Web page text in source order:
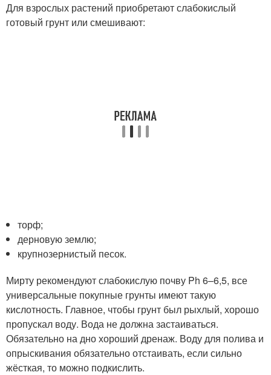
Для взрослых растений приобретают слабокислый
готовый грунт или смешивают:
торф;
дерновую землю;
крупнозернистый песок.
Мирту рекомендуют слабокислую почву Ph 6–6,5, все
универсальные покупные грунты имеют такую
кислотность. Главное, чтобы грунт был рыхлый, хорошо
пропускал воду. Вода не должна застаиваться.
Обязательно на дно хороший дренаж. Воду для полива и
опрыскивания обязательно отстаивать, если сильно
жёсткая, то можно подкислить.